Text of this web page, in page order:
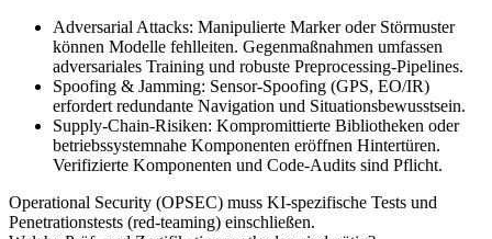
Adversarial Attacks: Manipulierte Marker oder Störmuster
können Modelle fehlleiten. Gegenmaßnahmen umfassen
adversariales Training und robuste Preprocessing‑Pipelines.
Spoofing & Jamming: Sensor‑Spoofing (GPS, EO/IR)
erfordert redundante Navigation und Situationsbewusstsein.
Supply‑Chain‑Risiken: Kompromittierte Bibliotheken oder
betriebssystemnahe Komponenten eröffnen Hintertüren.
Verifizierte Komponenten und Code‑Audits sind Pflicht.
Operational Security (OPSEC) muss KI‑spezifische Tests und
Penetrationstests (red‑teaming) einschließen.